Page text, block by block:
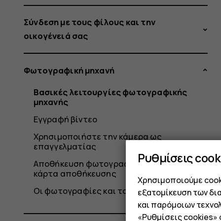
Σύνδεση με τους φίλους και την
οικογένειά σας
Φωτογραφική μηχανή
Βασικές λειτουργίες φωτογραφικής
μηχανής
Εγγραφή βίντεο
Χρησιμοποιήστε την κάμερα ως
επαγγελματίας
Αποθήκευση φωτογραφιών και βίντεο σε
κάρτα αποθήκευσης
Οι φωτογραφίες και τα βίντεό σας
Ρυθμίσεις
Χρησιμοποιούμε
εξατομίκευση των
και παρόμοιων
«Ρυθμίσεις